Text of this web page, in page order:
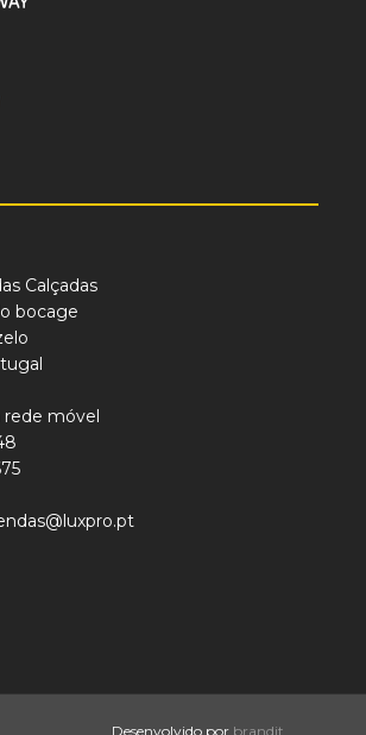
Calçadas
bocage
rede móvel
Desenvolvido por brandit